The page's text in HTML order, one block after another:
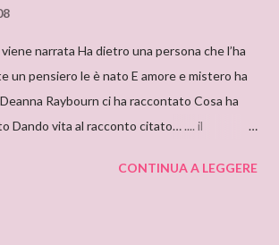
narrata Ha dietro una persona che l’ha
un pensiero le è nato E amore e mistero ha
Raybourn ci ha raccontato Cosa ha
Dando vita al racconto citato… .... il
posso solo iniziare dicendo che sono
CONTINUA A LEGGERE